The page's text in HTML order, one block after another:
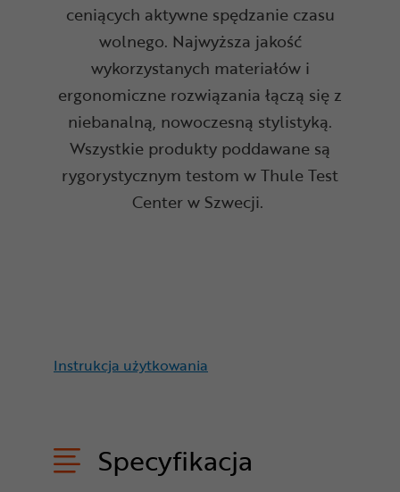
ceniących aktywne spędzanie czasu
wolnego. Najwyższa jakość
wykorzystanych materiałów i
ergonomiczne rozwiązania łączą się z
niebanalną, nowoczesną stylistyką.
Wszystkie produkty poddawane są
rygorystycznym testom w Thule Test
Center w Szwecji.
Instrukcja użytkowania
Specyfikacja